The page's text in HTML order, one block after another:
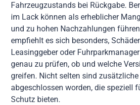
Fahrzeugzustands bei Rückgabe.
im Lack können als erheblicher
und zu hohen Nachzahlungen
empfiehlt es sich besonders,
Leasinggeber oder
genau zu prüfen, ob und welche
greifen. Nicht selten sind zusätzliche
abgeschlossen worden, die speziell
Schutz bieten.